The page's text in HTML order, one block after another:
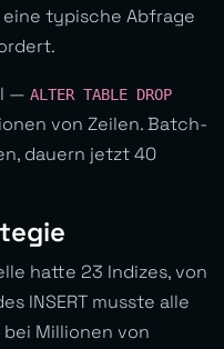
eine typische Abfrage
— ALTER TABLE DROP
von Zeilen. Batch-
dauern jetzt 40
hatte 23 Indizes, von
INSERT musste alle
Millionen von